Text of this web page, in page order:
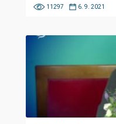
11297 6. 9. 2021